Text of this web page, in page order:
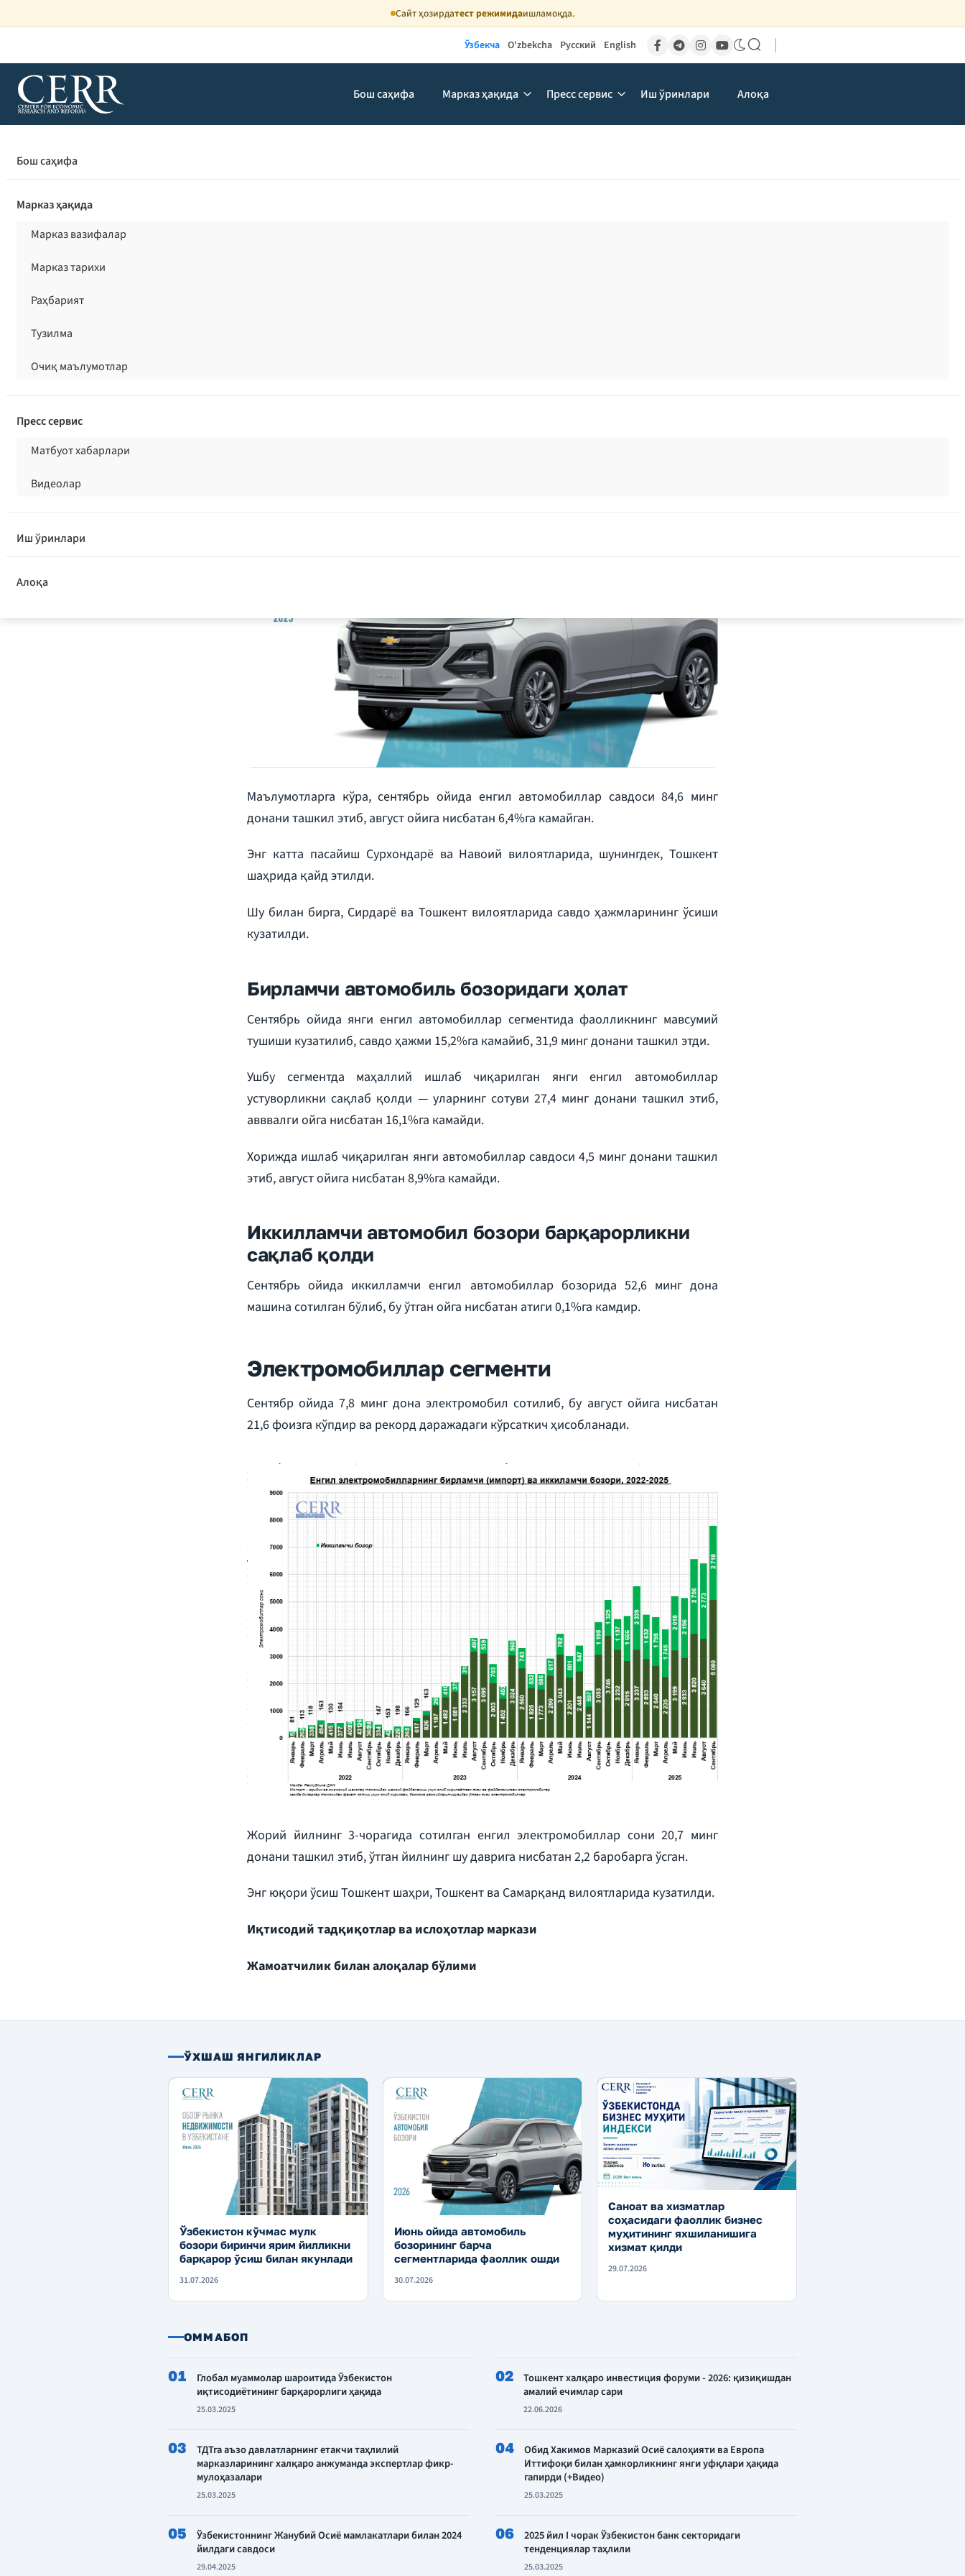
Сайт ҳозирдатест режимидаишламоқда.
Ўзбекча O'zbekcha Русский English
Бош саҳифа Марказ ҳақида Пресс сервис Иш ўринлари Алоқа
Бош саҳифа
Марказ ҳақида
Марказ вазифалар
Марказ тарихи
Раҳбарият
Тузилма
Очиқ маълумотлар
Пресс сервис
Матбуот хабарлари
Видеолар
Иш ўринлари
Алоқа
Маълумотларга кўра, сентябрь ойида енгил автомобиллар савдоси 84,6 минг
донани ташкил этиб, август ойига нисбатан 6,4%га камайган.
Энг катта пасайиш Сурхондарё ва Навоий вилоятларида, шунингдек, Тошкент
шаҳрида қайд этилди.
Шу билан бирга, Сирдарё ва Тошкент вилоятларида савдо ҳажмларининг ўсиши
кузатилди.
Бирламчи автомобиль бозоридаги ҳолат
Сентябрь ойида янги енгил автомобиллар сегментида фаолликнинг мавсумий
тушиши кузатилиб, савдо ҳажми 15,2%га камайиб, 31,9 минг донани ташкил этди.
Ушбу сегментда маҳаллий ишлаб чиқарилган янги енгил автомобиллар
устуворликни сақлаб қолди — уларнинг сотуви 27,4 минг донани ташкил этиб,
авввалги ойга нисбатан 16,1%га камайди.
Хорижда ишлаб чиқарилган янги автомобиллар савдоси 4,5 минг донани ташкил
этиб, август ойига нисбатан 8,9%га камайди.
Иккилламчи автомобил бозори барқарорликни
сақлаб қолди
Сентябрь ойида иккилламчи енгил автомобиллар бозорида 52,6 минг дона
машина сотилган бўлиб, бу ўтган ойга нисбатан атиги 0,1%га камдир.
Электромобиллар сегменти
Сентябр ойида 7,8 минг дона электромобил сотилиб, бу август ойига нисбатан
21,6 фоизга кўпдир ва рекорд даражадаги кўрсаткич ҳисобланади.
Жорий йилнинг 3-чорагида сотилган енгил электромобиллар сони 20,7 минг
донани ташкил этиб, ўтган йилнинг шу даврига нисбатан 2,2 баробарга ўсган.
Энг юқори ўсиш Тошкент шаҳри, Тошкент ва Самарқанд вилоятларида кузатилди.
Иқтисодий тадқиқотлар ва ислоҳотлар маркази
Жамоатчилик билан алоқалар бўлими
ЎХШАШ ЯНГИЛИКЛАР
Ўзбекистон кўчмас мулк
бозори биринчи ярим йилликни
барқарор ўсиш билан якунлади
31.07.2026
Июнь ойида автомобиль
бозорининг барча
сегментларида фаоллик ошди
30.07.2026
Саноат ва хизматлар
соҳасидаги фаоллик бизнес
муҳитининг яхшиланишига
хизмат қилди
29.07.2026
ОММАБОП
01
Глобал муаммолар шароитида Ўзбекистон
иқтисодиётининг барқарорлиги ҳақида
25.03.2025
02
Тошкент халқаро инвестиция форуми - 2026: қизиқишдан
амалий ечимлар сари
22.06.2026
03
ТДТга аъзо давлатларнинг етакчи таҳлилий
марказларининг халқаро анжуманда экспертлар фикр-
мулоҳазалари
25.03.2025
04
Обид Хакимов Марказий Осиё салоҳияти ва Европа
Иттифоқи билан ҳамкорликнинг янги уфқлари ҳақида
гапирди (+Видео)
25.03.2025
05
Ўзбекистоннинг Жанубий Осиё мамлакатлари билан 2024
йилдаги савдоси
29.04.2025
06
2025 йил I чорак Ўзбекистон банк секторидаги
тенденциялар таҳлили
25.03.2025